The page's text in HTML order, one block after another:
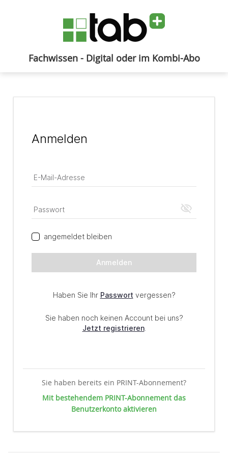
Fachwissen - Digital oder im Kombi-Abo
Sie haben bereits ein PRINT-Abonnement?
Mit bestehendem PRINT-Abonnement das
Benutzerkonto aktivieren